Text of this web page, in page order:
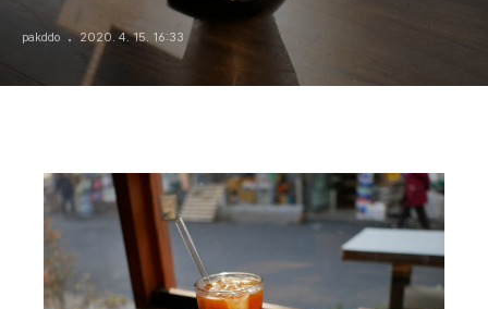
pakddo 2020. 4. 15. 16:33